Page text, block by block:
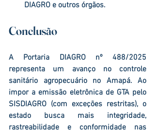
DIAGRO e outros órgãos.
Conclusão
A Portaria DIAGRO nº 488/2025
representa um avanço no controle
sanitário agropecuário no Amapá. Ao
impor a emissão eletrônica de GTA pelo
SISDIAGRO (com exceções restritas), o
estado busca mais integridade,
rastreabilidade e conformidade nas